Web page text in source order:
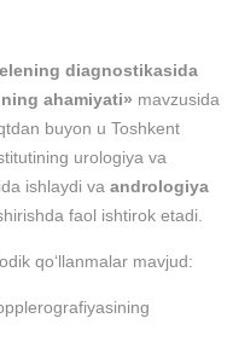
diagnostikasida
ahamiyati» mavzusida
buyon u Toshkent
urologiya va
ishlaydi va andrologiya
faol ishtirok etadi.
qo‘llanmalar mavjud: